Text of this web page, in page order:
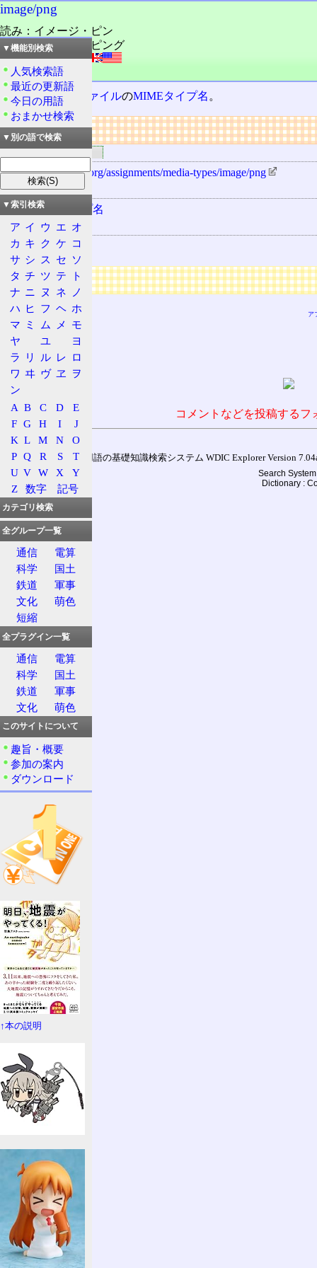
image/png
読み：イメージ・ピン
読み：イメージ・ピング
外語：image/png
品詞：名詞
PNG 形式画像ファイルのMIMEタイプ名 。
リンク
関連するリンク
http://www.iana.org/assignments/media-types/image/png
用語の所属
MIMEタイプ名
関連する用語
PNG
広告
ア
コメントなどを投稿する
通信用語の基礎知識検索システム WDIC Explorer Version
Search
Dictionary :
▼機能別検索
人気検索語
最近の更新語
今日の用語
おまかせ検索
▼別の語で検索
▼索引検索
ア イ ウ エ オ
カ キ ク ケ コ
サ シ ス セ ソ
タ チ ツ テ
ト
ナ ニ ヌ ネ
ノ
ハ ヒ フ ヘ ホ
マ ミ ム メ
モ
ヤ
ユ
ヨ
ラ
リ ル レ ロ
ワ ヰ ヴ ヱ
ヲ
ン
A B C D
E
F G H I
J
K L M N
O
P Q R S
T
U V W X
Y
Z
数字 記号
カテゴリ検索
全グループ一覧
通信
電算
科学
国土
鉄道
軍事
文化
萌色
短縮
全プラグイン一覧
通信
電算
科学
国土
鉄道
軍事
文化
萌色
このサイトについて
趣旨・概要
参加の案内
ダウンロード
↑本の説明